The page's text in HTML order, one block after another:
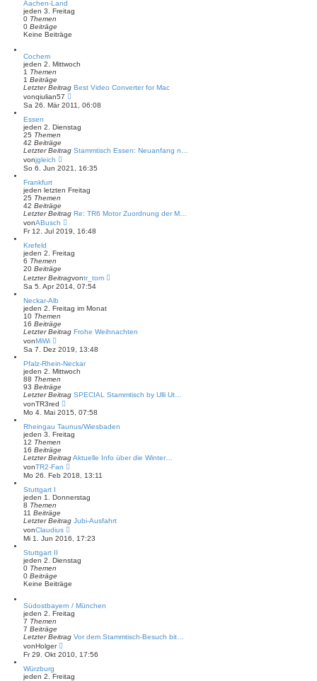
e
i
a
Aachen-Land
jeden 3. Freitag
0 Themen
0 Beiträge
Keine Beiträge
Cochem
jeden 2. Mittwoch
1 Themen
1 Beiträge
Letzter Beitrag Best Video Converter for Mac
vonqiulian57
e
u
s
r
e
i
r
Sa 26. Mär 2011, 06:08
Essen
jeden 2. Dienstag
25 Themen
42 Beiträge
Letzter Beitrag Stammtisch Essen: Neuanfang n…
vonjgleich
e
u
s
r
B
e
i
r
So 6. Jun 2021, 16:35
Frankfurt
jeden letzten Freitag
25 Themen
42 Beiträge
Letzter Beitrag Re: TR6 Motor Zuordnung der M…
vonABusch
e
u
s
B
e
t
g
Fr 12. Jul 2019, 16:48
Krefeld
jeden 2. Freitag
6 Themen
20 Beiträge
Letzter Beitragvontr_tom
r
Sa 5. Apr 2014, 07:54
Neckar-Alb
jeden 2. Freitag im Monat
10 Themen
16 Beiträge
Letzter Beitrag Frohe Weihnachten
vonMiWi
e
u
e
s
t
e
r
B
e
t
r
a
g
Sa 7. Dez 2019, 13:48
Pfalz-Rhein-Neckar
jeden 2. Mittwoch
88 Themen
93 Beiträge
Letzter Beitrag SPECIAL Stammtisch by Ulli Ut…
vonTR3red
e
u
e
s
r
B
e
i
r
Mo 4. Mai 2015, 07:58
Rheingau Taunus/Wiesbaden
jeden 3. Freitag
12 Themen
16 Beiträge
Letzter BeitragAktuelle Info über die Winter…
vonTR2-Fan
e
u
s
r
B
e
i
r
Mo 26. Feb 2018, 13:11
Stuttgart I
jeden 1. Donnerstag
8 Themen
11 Beiträge
Letzter Beitrag Jubi-Ausfahrt
vonClaudius
e
u
s
r
t
g
Mi 1. Jun 2016, 17:23
Stuttgart II
jeden 2. Dienstag
0 Themen
0 Beiträge
Keine Beiträge
Südostbayern / München
jeden 2. Freitag
7 Themen
7 Beiträge
Letzter Beitrag Vor dem Stammtisch-Besuch bit…
vonHolger
e
u
s
Fr 29. Okt 2010, 17:56
Würzburg
jeden 2. Freitag